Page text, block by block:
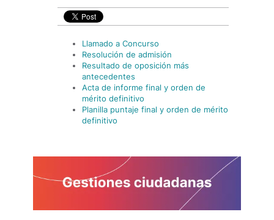
Llamado a Concurso
Resolución de admisión
Resultado de oposición más
antecedentes
Acta de informe final y orden de
mérito definitivo
Planilla puntaje final y orden de mérito
definitivo